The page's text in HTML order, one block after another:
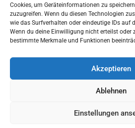
Cookies, um Geräteinformationen zu
zuzugreifen. Wenn du diesen Technologien
wie das Surfverhalten oder eindeutige IDs auf
Wenn du deine Einwilligung nicht erteilst oder
bestimmte Merkmale und Funktionen
Akzeptieren
Ablehnen
Einstellungen
Newsletter
Login
Kooperations-Möglichkeiten
als Partner registrieren